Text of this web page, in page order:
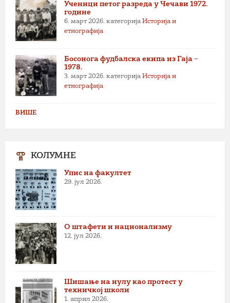
Ученици петог разреда у Чечави 1972.
године
6. март 2026. категорија Историја и
етнографија
Босонога фудбалска екипа из Гаја –
1978.
3. март 2026. категорија Историја и
етнографија
ВИШЕ
КОЛУМНЕ
Упис на факултет
29. јул 2026.
О штафети и национализму
12. јул 2026.
Шишање на нулу као протест у
техничкој школи
1. април 2026.